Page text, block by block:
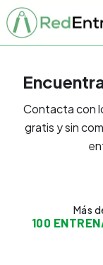
Contacta con
gratis y sin
Más
100